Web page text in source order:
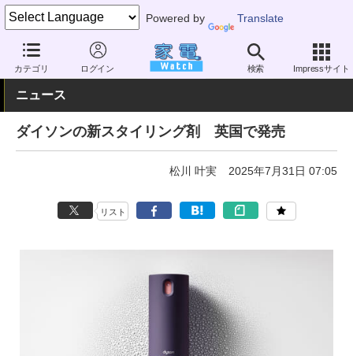
Powered by Translate
カテゴリ ログイン 検索 Impressサイト
家電 Watch 暮らし 美容・ファッション ヘア
ニュース
ダイソンの新スタイリング剤 英国で発売
松川 叶実 2025年7月31日 07:05
リスト